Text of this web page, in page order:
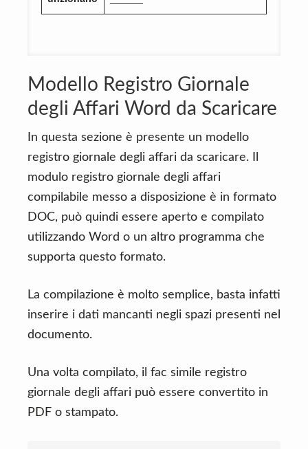
Modello Registro Giornale
degli Affari Word da Scaricare
In questa sezione è presente un modello
registro giornale degli affari da scaricare. Il
modulo registro giornale degli affari
compilabile messo a disposizione è in formato
DOC, può quindi essere aperto e compilato
utilizzando Word o un altro programma che
supporta questo formato.
La compilazione è molto semplice, basta infatti
inserire i dati mancanti negli spazi presenti nel
documento.
Una volta compilato, il fac simile registro
giornale degli affari può essere convertito in
PDF o stampato.